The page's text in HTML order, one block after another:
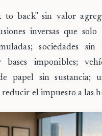
to back" sin valor
inversas que solo
sociedades sin
bases imponibles;
papel sin sustancia;
el impuesto a las